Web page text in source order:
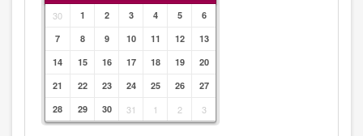
30 1 2 3 4 5
6
7
8 9 10 11 12
13
14
15 16 17 18 19
20
21
22 23 24 25 26
27
28
29 30 31 1 2 3